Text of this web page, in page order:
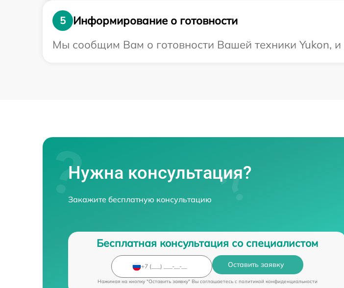
5
Информирование о готовности
Мы сообщим Вам о готовности Вашей техники Yukon, и
Нужна консультация?
Закажите бесплатную консультацию
Бесплатная консультация со специалистом
Оставить заявку
Нажимая на кнопку "Оставить заявку" Вы соглашаетесь c политикой конфиденциальности